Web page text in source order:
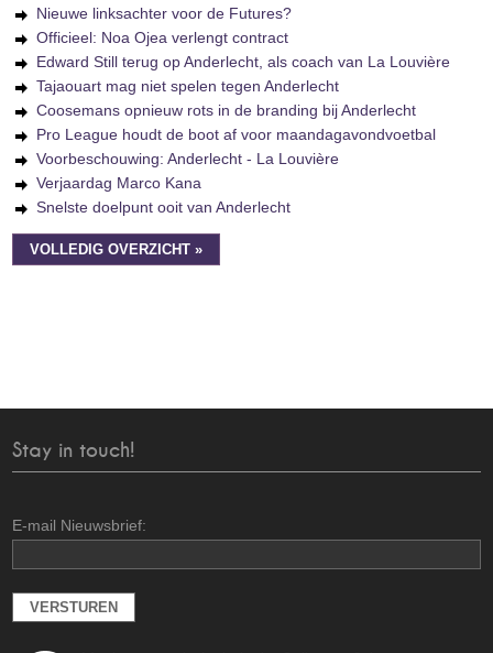
Nieuwe linksachter voor de Futures?
Officieel: Noa Ojea verlengt contract
Edward Still terug op Anderlecht, als coach van La Louvière
Tajaouart mag niet spelen tegen Anderlecht
Coosemans opnieuw rots in de branding bij Anderlecht
Pro League houdt de boot af voor maandagavondvoetbal
Voorbeschouwing: Anderlecht - La Louvière
Verjaardag Marco Kana
Snelste doelpunt ooit van Anderlecht
VOLLEDIG OVERZICHT »
Stay in touch!
E-mail Nieuwsbrief: